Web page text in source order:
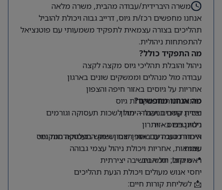
משרה היברידית/עבודה מהבית, משרה מלאה
אנחנו מחפשים רכז/ת גיוס, דרייב גבוה ויכולת להוביל
תהליכים בצורה עצמאית לתפקיד משמעותי עם פוטנציאל
להתפתחות ניהולית.
מה התפקיד כולל?
ניהול והובלת תהליכי גיוס מקצה לקצה
עבודה מול מנהלים וממשקים שונים בארגון
אחריות על גיוסים באזור חיפה והצפון
פיתוח והרחבת מקורות גיוס
יצירת קשרים ועבודה מול לשכות תעסוקה וגורמים
רלוונטיים באזור
איתור מועמדים באופן יזום ושימוש בפלטפורמות גיוס
שונות
מה אנחנו מחפשים?
ניסיון קודם בניהול – יתרון
ניסיון בגיוס – יתרון
היכרות טובה עם אזור הצפון ושוק התעסוקה המקומי
עצמאות, אחריות ויכולת ניהול עצמי גבוהה
ראש גדול, יוזמה וחשיבה יצירתית
יחסי אנוש מעולים ויכולת הנעת תהליכים
📍 מיקום: תל אביב
📩 לשליחת קורות חיים: